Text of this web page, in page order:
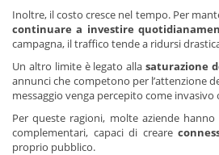
Inoltre, il costo cresce nel tempo. Per
continuare a investire
campagna, il traffico tende a ridursi
Un altro limite è legato alla saturazione
annunci che competono per l’attenzione
messaggio venga percepito come
Per queste ragioni, molte aziende
complementari, capaci di creare
proprio pubblico.